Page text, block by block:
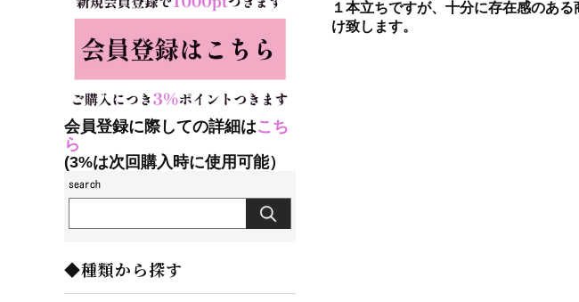
１本立ちですが、十分に存在感のあ
け致します。
会員登録に際しての詳細はこち
ら
(3%は次回購入時に使用可能）
◆種類から探す